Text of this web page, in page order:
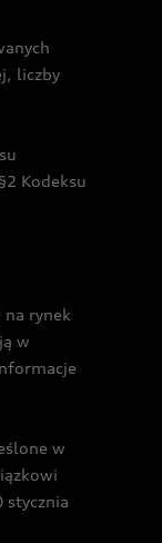
liczby
Kodeksu
rynek
w
w
stycznia